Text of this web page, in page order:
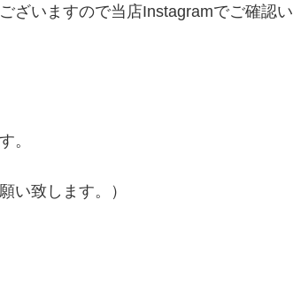
ざいますので当店Instagramでご確認い
。
い致します。）